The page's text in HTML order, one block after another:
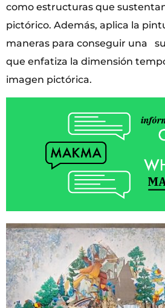
como estructuras que
pictórico. Además, aplica la
maneras para conseguir una
que enfatiza la dimensión
imagen pictórica.